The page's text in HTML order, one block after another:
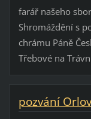
farář našeho
Shromáždění s
chrámu Páně
Třebové na
pozvání